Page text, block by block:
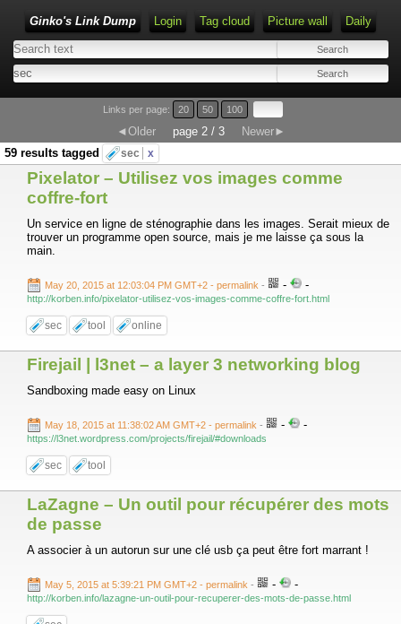
Ginko's Link Dump Login Tag cloud Picture wall Daily
Type 1 or more characters for results.
Links per page: 20 50 100
◄Older page 2 / 3
Newer►
59 results tagged
sec x
Pixelator – Utilisez vos images comme
coffre-fort
Un service en ligne de sténographie dans les images. Serait mieux de
trouver un programme open source, mais je me laisse ça sous la
main.
May 20, 2015 at 12:03:04 PM GMT+2 - permalink - - -
http://korben.info/pixelator-utilisez-vos-images-comme-coffre-fort.html
sec tool online
Firejail | l3net – a layer 3 networking blog
Sandboxing made easy on Linux
May 18, 2015 at 11:38:02 AM GMT+2 - permalink - - -
https://l3net.wordpress.com/projects/firejail/#downloads
sec tool
LaZagne – Un outil pour récupérer des mots
de passe
A associer à un autorun sur une clé usb ça peut être fort marrant !
May 5, 2015 at 5:39:21 PM GMT+2 - permalink - - -
http://korben.info/lazagne-un-outil-pour-recuperer-des-mots-de-passe.html